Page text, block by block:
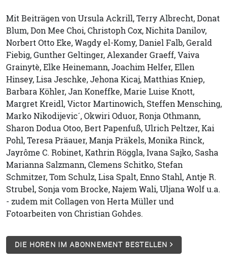
Mit Beiträgen von Ursula Ackrill, Terry Albrecht, Donat
Blum, Don Mee Choi, Christoph Cox, Nichita Danilov,
Norbert Otto Eke, Wagdy el-Komy, Daniel Falb, Gerald
Fiebig, Gunther Geltinger, Alexander Graeff, Vaiva
Grainytè, Elke Heinemann, Joachim Helfer, Ellen
Hinsey, Lisa Jeschke, Jehona Kicaj, Matthias Kniep,
Barbara Köhler, Jan Koneffke, Marie Luise Knott,
Margret Kreidl, Victor Martinowich, Steffen Mensching,
Marko Nikodijevic´, Okwiri Oduor, Ronja Othmann,
Sharon Dodua Otoo, Bert Papenfuß, Ulrich Peltzer, Kai
Pohl, Teresa Präauer, Manja Präkels, Monika Rinck,
Jayrôme C. Robinet, Kathrin Röggla, Ivana Sajko, Sasha
Marianna Salzmann, Clemens Schitko, Stefan
Schmitzer, Tom Schulz, Lisa Spalt, Enno Stahl, Antje R.
Strubel, Sonja vom Brocke, Najem Wali, Uljana Wolf u.a.
- zudem mit Collagen von Herta Müller und
Fotoarbeiten von Christian Gohdes.
DIE HOREN IM ABONNEMENT BESTELLEN